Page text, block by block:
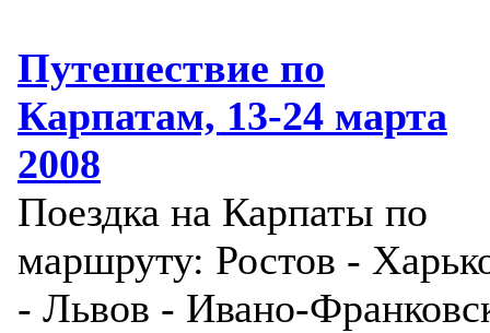
Путешествие по
Карпатам, 13-24 марта
2008
Поездка на Карпаты по
маршруту: Ростов -
- Львов - Ивано-